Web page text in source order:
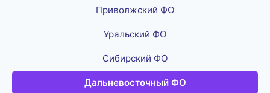
Приволжский ФО
Уральский ФО
Сибирский ФО
Дальневосточный ФО